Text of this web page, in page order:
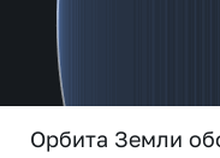
Орбита Земли